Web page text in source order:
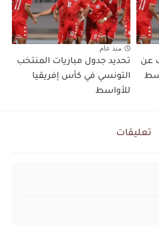
عن
منذ عام
تحديد جدول مباريات المنتخب
التونسي في كأس إفريقيا
للأواسط
تعليقات